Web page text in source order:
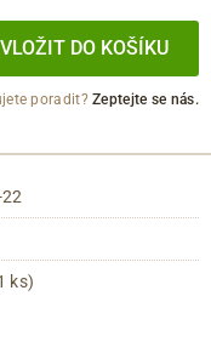
VLOŽIT DO KOŠÍKU
poradit?Zeptejte se nás.
ks)